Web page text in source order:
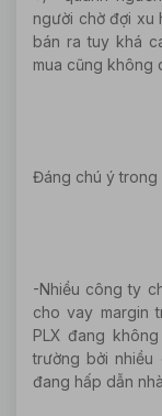
người chờ đợi xu
bán ra tuy khá
mua cũng không
Đáng chú ý trong
-Nhiều công ty
cho vay margin
PLX đang
trường bởi nhiều
đang hấp dẫn